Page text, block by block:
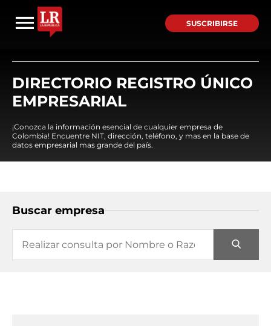
SUSCRIBIRSE
DIRECTORIO REGISTRO ÚNICO
EMPRESARIAL
¡Conozca la información esencial de cualquier empresa de
Colombia! Encuentre NIT, dirección, teléfono, y mas en la base de
datos empresarial mas grande del país.
Buscar empresa